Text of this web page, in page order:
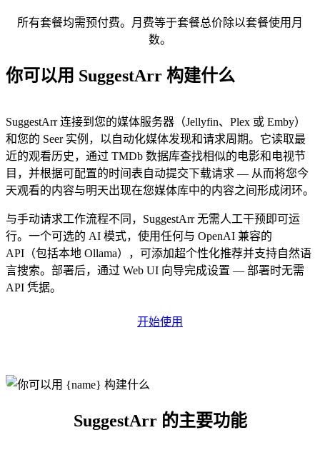
所有套餐均需预付费。月费等于套餐总价除以套餐使用月
数。
你可以用 SuggestArr 构建什么
SuggestArr 连接到您的媒体服务器（Jellyfin、Plex 或 Emby）
和您的 Seer 实例，以自动化媒体发现和请求周期。它读取最
近的观看历史，通过 TMDb 数据库查找相似的电影和电视节
目，并根据可配置的时间表自动提交下载请求 — 从而将您今
天观看的内容与明天出现在您媒体库中的内容之间形成闭环。
与手动请求工作流程不同，SuggestArr 无需人工干预即可运
行。一个可选的 AI 模式，使用任何与 OpenAI 兼容的
API（包括本地 Ollama），可添加超个性化推荐并支持自然语
言搜索。部署后，通过 Web UI 向导完成设置 — 部署时无需
API 凭据。
开始使用
SuggestArr 的主要功能